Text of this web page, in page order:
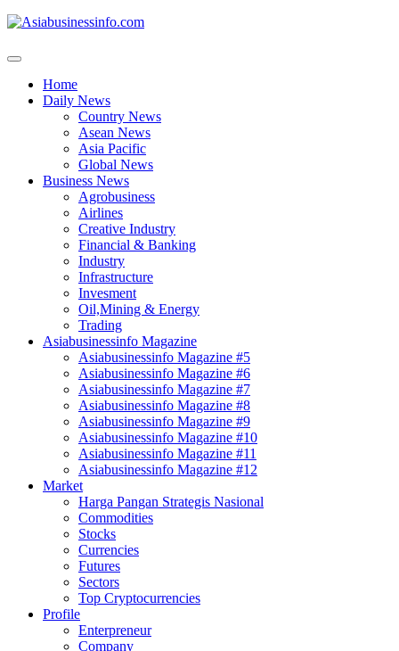
Home
Daily News
Country News
Asean News
Asia Pacific
Global News
Business News
Agrobusiness
Airlines
Creative Industry
Financial & Banking
Industry
Infrastructure
Invesment
Oil,Mining & Energy
Trading
Asiabusinessinfo Magazine
Asiabusinessinfo Magazine #5
Asiabusinessinfo Magazine #6
Asiabusinessinfo Magazine #7
Asiabusinessinfo Magazine #8
Asiabusinessinfo Magazine #9
Asiabusinessinfo Magazine #10
Asiabusinessinfo Magazine #11
Asiabusinessinfo Magazine #12
Market
Harga Pangan Strategis Nasional
Commodities
Stocks
Currencies
Futures
Sectors
Top Cryptocurrencies
Profile
Enterpreneur
Company